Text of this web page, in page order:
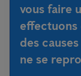
vous faire
effectuons
des
ne se